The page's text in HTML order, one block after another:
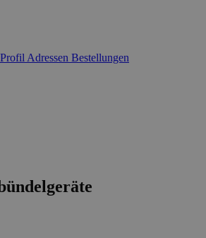
Adressen Bestellungen